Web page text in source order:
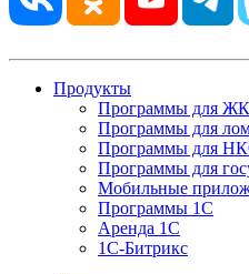
Продукты
Программы для
Программы для
Программы для
Программы для
Мобильные
Программы 1С
Аренда 1С
1С-Битрикс